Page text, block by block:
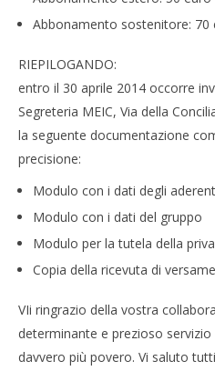
Abbonamento sostenitore: 70
RIEPILOGANDO:
entro il 30 aprile 2014 occorre
Segreteria MEIC, Via della
la seguente documentazione
precisione:
Modulo con i dati degli
Modulo con i dati del gruppo
Modulo per la tutela della
Copia della ricevuta di
VIi ringrazio della vostra
determinante e prezioso servizio
davvero più povero. Vi saluto